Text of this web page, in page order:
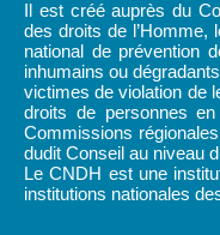
Il est créé auprès du
des droits de
national de prévention
inhumains ou
victimes de violation de
droits de personnes
Commissions
dudit Conseil au niveau
Le CNDH est une
institutions nationales